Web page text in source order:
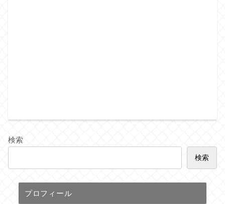
検索
検索
プロフィール